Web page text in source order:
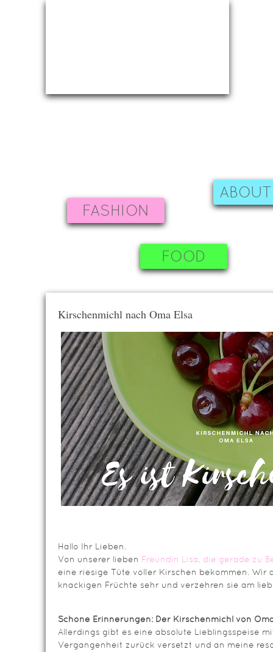
FASHION
FOOD
Kirschenmichl nach Oma Elsa
Hallo Ihr Lieben.
Von unserer lieben Freundin Lisa, die gerade zu
eine riesige Tüte voller Kirschen bekommen. Wir
knackigen Früchte sehr und verzehren sie am
Schöne Erinnerungen: Der Kirschenmichl von
Allerdings gibt es eine absolute Lieblingsspeise
Vergangenheit zurück versetzt und an meine